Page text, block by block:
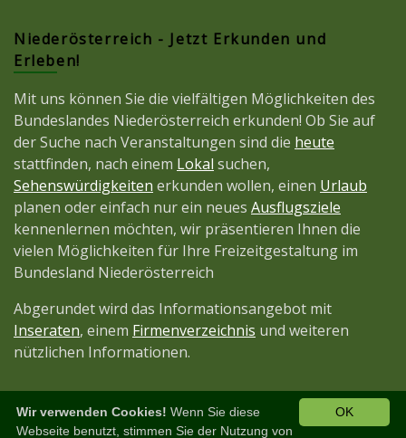
Niederösterreich - Jetzt Erkunden und
Erleben!
Mit uns können Sie die vielfältigen Möglichkeiten des
Bundeslandes Niederösterreich erkunden! Ob Sie auf
der Suche nach Veranstaltungen sind die heute
stattfinden, nach einem Lokal suchen,
Sehenswürdigkeiten erkunden wollen, einen Urlaub
planen oder einfach nur ein neues Ausflugsziele
kennenlernen möchten, wir präsentieren Ihnen die
vielen Möglichkeiten für Ihre Freizeitgestaltung im
Bundesland Niederösterreich
Abgerundet wird das Informationsangebot mit
Inseraten, einem Firmenverzeichnis und weiteren
nützlichen Informationen.
Diese Seite ist ein Projekt derJetztMedien.com OK
Wir verwenden Cookies! Wenn Sie diese
Webseite benutzt, stimmen Sie der Nutzung von